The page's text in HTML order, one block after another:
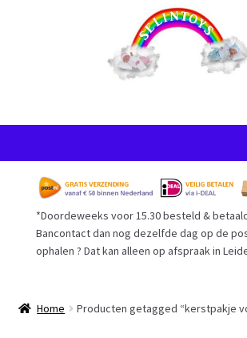
naar
navigatie
inhoud
Startpagina
Voorwaarden
Afrekenen
*Doordeweeks voor 15.30 besteld &
Bancontact dan nog dezelfde dag op de
ophalen ? Dat kan alleen op afspraak in
Home Producten getagged “kerstpakje